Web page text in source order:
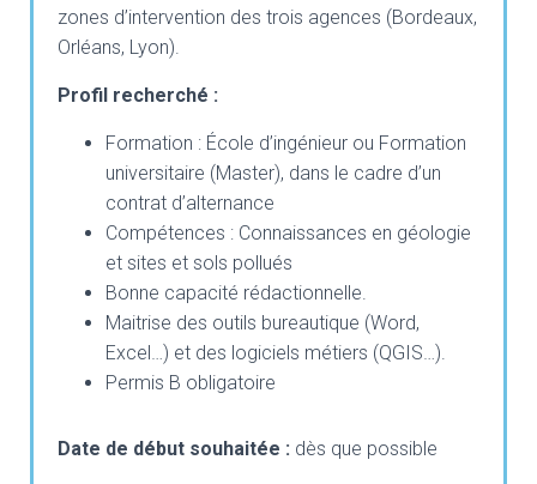
zones d’intervention des trois agences (Bordeaux,
Orléans, Lyon).
Profil recherché :
Formation : École d’ingénieur ou Formation
universitaire (Master), dans le cadre d’un
contrat d’alternance
Compétences : Connaissances en géologie
et sites et sols pollués
Bonne capacité rédactionnelle.
Maitrise des outils bureautique (Word,
Excel…) et des logiciels métiers (QGIS…).
Permis B obligatoire
Date de début souhaitée : dès que possible